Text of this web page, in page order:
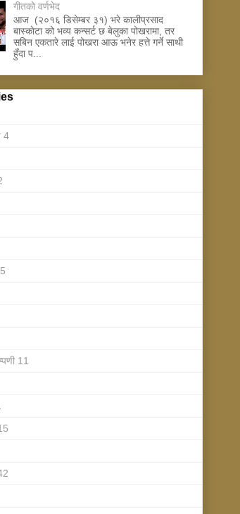
गीतकाे वर्णभेद
आज (२०१६ डिसेम्बर ३१) भरे कालीप्रसाद
बास्काेटा को भव्य कन्सर्ट छ बेलुका पोखरामा, तर
सबिन एकतारे लाई पोखरा आऊ भनेर हत्ते गर्ने साथी
हुँदा प...
4
5
11